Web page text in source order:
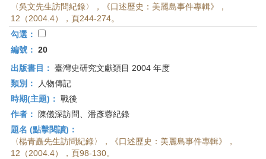
〈吳文先生訪問紀錄〉，《口述歷史：美麗島事件專輯》，
12（2004.4），頁244-274。
勾選：
編號： 20
出版書目： 臺灣史研究文獻類目 2004 年度
類別：
人物傳記
時期(主題)： 戰後
作者：
陳儀深訪問、潘彥蓉紀錄
題名 (點擊閱讀)：
〈楊青矗先生訪問紀錄〉，《口述歷史：美麗島事件專輯》，
12（2004.4），頁98-130。